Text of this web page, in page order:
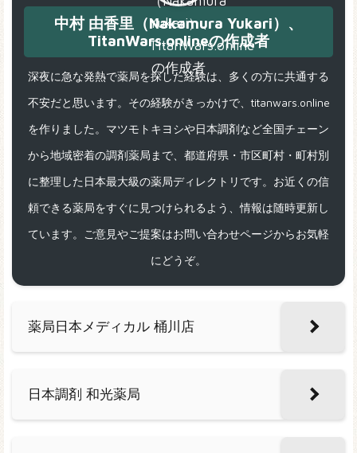
中村 由香里（Nakamura Yukari）、
TitanWars.onlineの作成者
深夜に急な発熱で薬局を探した経験は、多くの方に共通する
不安だと思います。その経験がきっかけで、titanwars.online
を作りました。マツモトキヨシや日本調剤など全国チェーン
から地域密着の調剤薬局まで、都道府県・市区町村・町村別
に整理した日本最大級の薬局ディレクトリです。お近くの信
頼できる薬局をすぐに見つけられるよう、情報は随時更新し
ています。ご意見やご提案はお問い合わせページからお気軽
にどうぞ。
薬局日本メディカル 桶川店
日本調剤 和光薬局